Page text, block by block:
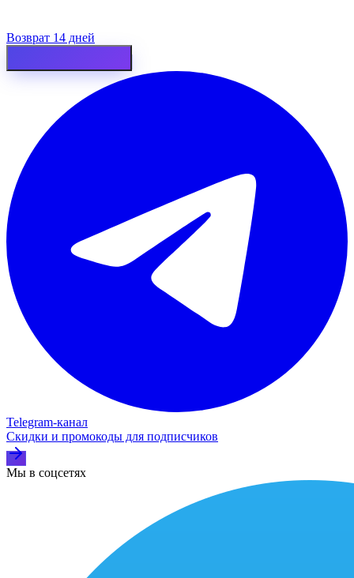
Возврат 14 дней
Telegram‑канал
Скидки и промокоды для подписчиков
Мы в соцсетях